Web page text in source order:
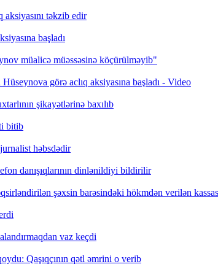
aksiyasını təkzib edir
başladı
müalicə müəssəsinə köçürülməyib"
görə aclıq aksiyasına başladı - Video
şikayətlərinə baxılıb
bitib
həbsdədir
danışıqlarının dinlənildiyi bildirilir
şəxsin barəsindəki hökmdən verilən
vaz keçdi
Qaşıqçının qətl əmrini o verib